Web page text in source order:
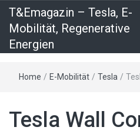
T&Emagazin – Tesla, E-
Mobilität, Regenerative
Energien
Home / E-Mobilität / Tesla /
Tesla Wall